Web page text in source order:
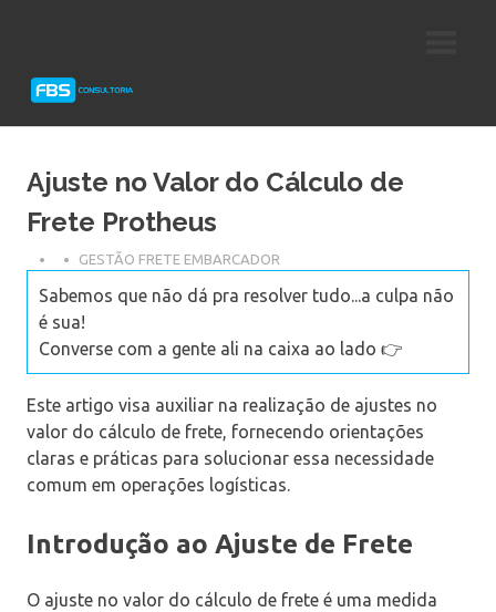
Protheus
Ajuste no Valor do Cálculo de
Frete Protheus
GESTÃO FRETE EMBARCADOR
Sabemos que não dá pra resolver tudo...a culpa não
é sua!
Converse com a gente ali na caixa ao lado 👉
Este artigo visa auxiliar na realização de ajustes no
valor do cálculo de frete, fornecendo orientações
claras e práticas para solucionar essa necessidade
comum em operações logísticas.
Introdução ao Ajuste de Frete
O ajuste no valor do cálculo de frete é uma medida